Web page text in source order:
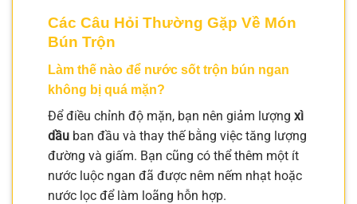
Các Câu Hỏi Thường Gặp Về Món
Bún Trộn
Làm thế nào để nước sốt trộn bún ngan
không bị quá mặn?
Để điều chỉnh độ mặn, bạn nên giảm lượng xì
dầu ban đầu và thay thế bằng việc tăng lượng
đường và giấm. Bạn cũng có thể thêm một ít
nước luộc ngan đã được nêm nếm nhạt hoặc
nước lọc để làm loãng hỗn hợp.